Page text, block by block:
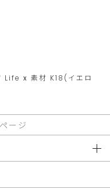
Life x 素材 K18(イエロ
ージ